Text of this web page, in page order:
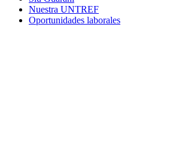
Nuestra UNTREF
Oportunidades laborales